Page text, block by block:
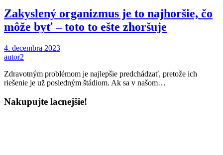
Zakyslený organizmus je to najhoršie, čo
môže byť – toto to ešte zhoršuje
4. decembra 2023
autor2
Zdravotným problémom je najlepšie predchádzať, pretože ich
riešenie je už posledným štádiom. Ak sa v našom…
Nakupujte lacnejšie!